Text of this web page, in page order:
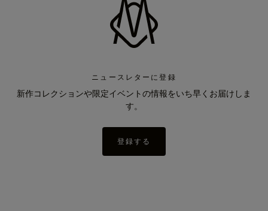
ニュースレターに登録
新作コレクションや限定イベントの情報をいち早くお届けしま
す。
登録する